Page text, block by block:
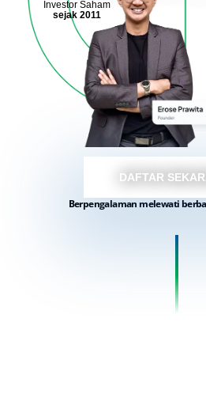
Investor Saham
sejak 2011
DAFTAR
Berpengalaman melewati